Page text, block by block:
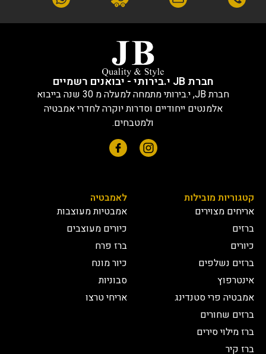
חברת JB י.בירותי - יבואנים רשמיים
חברת JB, י.בירותי מתמחה למעלה מ 30 שנה בייבוא
אלמנטים ייחודיים וסדרות יוקרה לחדרי אמבטיה
ולמטבחים.
קטגוריות מובילות
אריחים מצוירים
ברזים
כיורים
ברזים נשלפים
אינטרפוץ
אמבטיה פרי סטנדינג
ברזים שחורים
ברז מילוי סירים
ברז קיר
לאמבטיה
אמבטיות מעוצבות
כיורים מעוצבים
ברז פרח
כיור מונח
סבוניות
אריחי טרצו